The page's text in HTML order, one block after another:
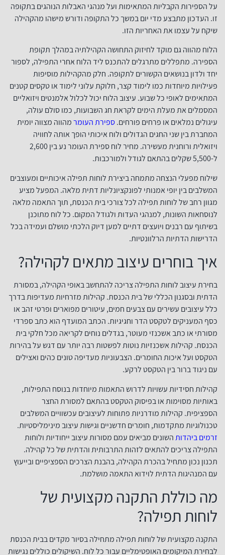
על הספירות הקבליות המתאימות ועל מנהגי האבלות הנוהגים בתקופה
זו. העדכון מתבצע מדי יום במשך כל התקופה ודורש מישהו מהקהילה
שיקח על עצמו את האחריות הזו.
הלוח מהווה גם מוקד לחיזוק התחושה הקהילתיה במהלך תקופת
הספירה. מתפללים מתרגלים להתכנס ליד הלוח אחרי התפילה, לספור
יחד ולדון בנושאים הקשורים לתקופה. חלק מהקהילות מוסיפות
פעילויות מיוחדות כמו לימוד קצר, חלוקת עלוני לימוד או טקסים קטנים
המתאימים לאופי כל שבוע. עיצוב הלוח יכול לכלול אלמנטים ויזואליים
המסמלים את מעלת הימים לקראת חג השבועות, כמו סולם עולה,
עיגולים נמלאים או פרחים פורחים.ספירת העומרמהווה מצווה יומית
המחברת בין שני החגים הגדולים ולוח איכותי הופך אותה לחוויה
ויזואלית ורוחנית מעשירה. מחיר לוח ספירת העומר נע בין 2,600
ל-5,500 שקלים בהתאם לגודל ולמורכבות.
שילוח מפעלי הנצחה מתמחה ביצירת לוחות תפילה איכותיים ומעוצבים
המשלבים בין יופי אמנותי לפונקציונליות דתית מלאה. המפעל מציע
מגוון רחב של לוחות תפילה לכל צורכי בית הכנסת, תוך התאמה מלאה
לנוסחאות השונות, למנהגי העדות ולגודל המקום. כל לוח מתוכנן
בשיתוף עם רבנים ויועצים דתיים למען דיוק הלכתי מושלם ועמידה בכל
הדרישות הדתיות הרלוונטיות.
איך בוחרים עיצוב מתאים לקהילה?
בחירת עיצוב לוחות התפילה צריכה להתחשב באופי הקהילה, במסורת
הדתית ובסגנון הכללי של בית הכנסת. קהילות מזרחיות מעדיפות בדרך
כלל עיצובים עשירים עם צבעים חמים, עיטורים מפוארים ופרטי זהב או
כסף המעניקים לטקסט הדר וחגיגיות. הכתב המועדף הוא כתב ספרדי
מסורתי או כתב אשכנזי מעוטר, בגדלים נוחים לקריאה מכל חלקי בית
הכנסת. קהילות אשכנזיות נוטות לפשטות רבה יותר עם דגש על בהירות
הטקסט ועל איכות החומרים. הצבעוניות מעדיפה טונים כהים ואצילים
עם ניגוד ברור בין הטקסט לרקע.
קהילות חסידיות עשויות לדרוש התאמות מיוחדות בנוסח התפילות,
באותיות מסוימות או בפיסוק הטקסט בהתאם למסורת החצר
הספציפית. קהילות מודרניות פתוחות לעיצובים עכשוויים המשלבים
טכנולוגיות מתקדמות, חומרים חדשניים וגישות עיצוב מינימליסטיות.
זרמים ביהדותהשונים מביאים עמם מסורות עיצוב ייחודיות ולוחות
התפילה צריכים להתאים לזהות התרבותית והדתית של כל קהילה.
תכנון נכון מתחיל בהכרת הקהילה, בהבנת הצרכים הספציפיים ובייעוץ
עם המנהיגות הדתית לוידוא התאמה מושלמת.
מה כוללת התקנה מקצועית של
לוחות תפילה?
התקנה מקצועית של לוחות תפילה מתחילה בסיור מקדים בבית הכנסת
לבחירת המיקומים האופטימליים עבור כל לוח. השיקולים כוללים נגישות